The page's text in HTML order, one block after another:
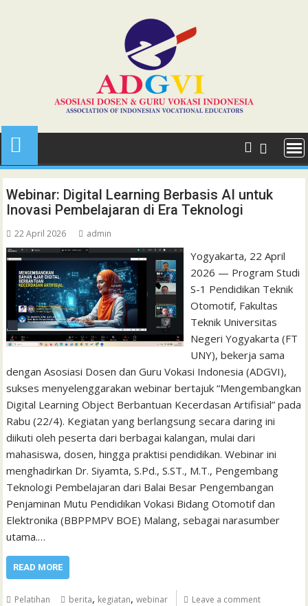
Webinar: Digital Learning Berbasis AI untuk
Inovasi Pembelajaran di Era Teknologi
22 April 2026 admin
Yogyakarta, 22 April
2026 — Program Studi
S-1 Pendidikan Teknik
Otomotif, Fakultas
Teknik Universitas
Negeri Yogyakarta (FT
UNY), bekerja sama
dengan Asosiasi Dosen dan Guru Vokasi Indonesia (ADGVI),
sukses menyelenggarakan webinar bertajuk “Mengembangkan
Digital Learning Object Berbantuan Kecerdasan Artifisial” pada
Rabu (22/4). Kegiatan yang berlangsung secara daring ini
diikuti oleh peserta dari berbagai kalangan, mulai dari
mahasiswa, dosen, hingga praktisi pendidikan. Webinar ini
menghadirkan Dr. Siyamta, S.Pd., S.ST., M.T., Pengembang
Teknologi Pembelajaran dari Balai Besar Pengembangan
Penjaminan Mutu Pendidikan Vokasi Bidang Otomotif dan
Elektronika (BBPPMPV BOE) Malang, sebagai narasumber
utama.…
READ MORE
Pelatihan berita, kegiatan,webinar Leave a comment